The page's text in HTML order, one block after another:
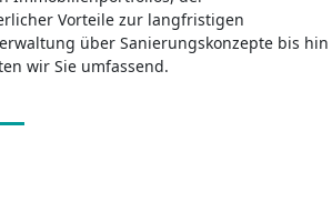
Vorteile zur langfristigen
über Sanierungskonzepte bis hin
wir Sie umfassend.